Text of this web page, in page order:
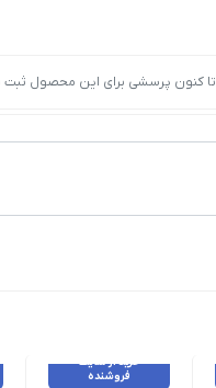
تا کنون پرسشی برای این محصول
خرید از سایت
فروشنده